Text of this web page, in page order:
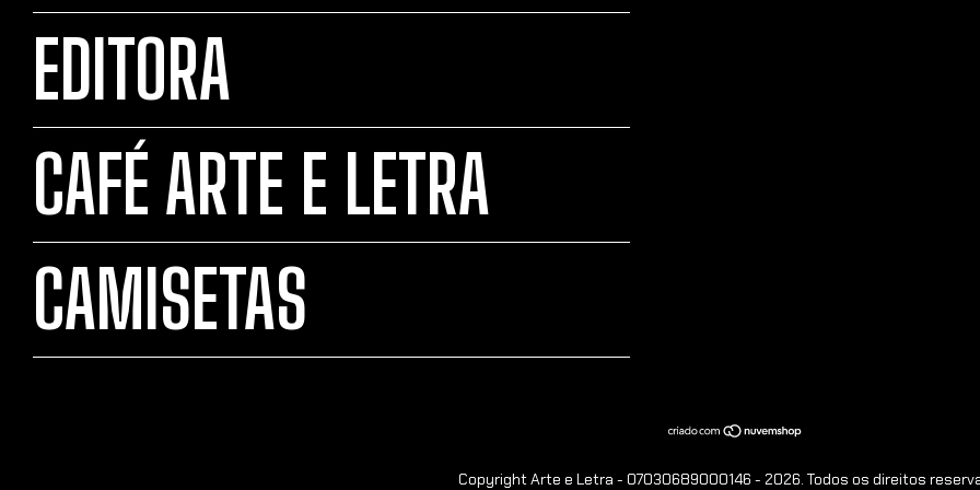
EDITORA
CAFÉ ARTE E LETRA
CAMISETAS
Copyright Arte e Letra - 07030689000146 - 2026. Todos os direitos